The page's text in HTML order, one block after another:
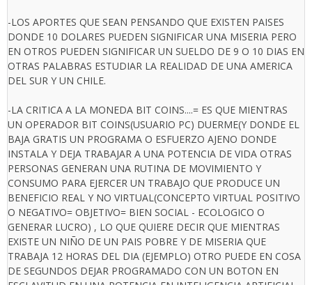
-LOS APORTES QUE SEAN PENSANDO QUE EXISTEN PAISES
DONDE 10 DOLARES PUEDEN SIGNIFICAR UNA MISERIA PERO
EN OTROS PUEDEN SIGNIFICAR UN SUELDO DE 9 O 10 DIAS EN
OTRAS PALABRAS ESTUDIAR LA REALIDAD DE UNA AMERICA
DEL SUR Y UN CHILE.
-LA CRITICA A LA MONEDA BIT COINS....= ES QUE MIENTRAS
UN OPERADOR BIT COINS(USUARIO PC) DUERME(Y DONDE EL
BAJA GRATIS UN PROGRAMA O ESFUERZO AJENO DONDE
INSTALA Y DEJA TRABAJAR A UNA POTENCIA DE VIDA OTRAS
PERSONAS GENERAN UNA RUTINA DE MOVIMIENTO Y
CONSUMO PARA EJERCER UN TRABAJO QUE PRODUCE UN
BENEFICIO REAL Y NO VIRTUAL(CONCEPTO VIRTUAL POSITIVO
O NEGATIVO= OBJETIVO= BIEN SOCIAL - ECOLOGICO O
GENERAR LUCRO) , LO QUE QUIERE DECIR QUE MIENTRAS
EXISTE UN NIÑO DE UN PAIS POBRE Y DE MISERIA QUE
TRABAJA 12 HORAS DEL DIA (EJEMPLO) OTRO PUEDE EN COSA
DE SEGUNDOS DEJAR PROGRAMADO CON UN BOTON EN